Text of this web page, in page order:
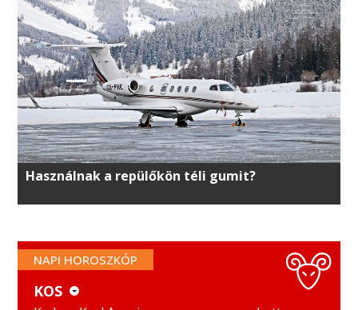
Használnak a repülőkön téli gumit?
NAPI HOROSZKÓP
KOS
KOS